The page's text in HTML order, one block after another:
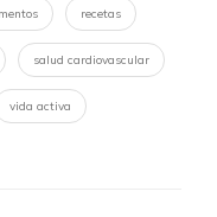
recetas
salud cardiovascular
vida activa